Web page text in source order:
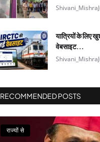
Shivani_Mishra
यात्रियों के लिए
वेबसाइट...
Shivani_Mishra
RECOMMENDED POSTS
राज्यों से